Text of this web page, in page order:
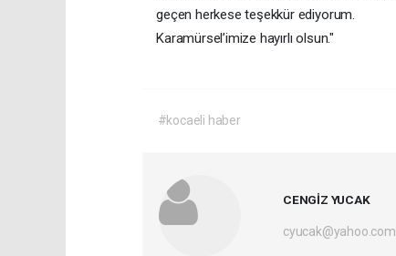
geçen herkese teşekkür ediyorum.
Karamürsel’imize hayırlı olsun."
#kocaeli haber
CENGİZ YUCAK
cyucak@yahoo.com